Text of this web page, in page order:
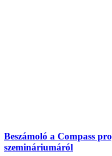
Beszámoló a Compass
szemináriumáról